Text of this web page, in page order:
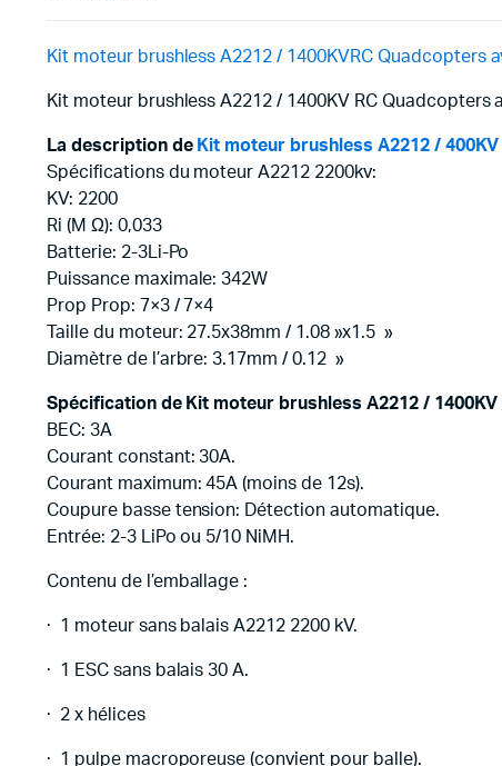
Kit moteur brushless A2212 / 1400KVRC Quadcopters
Kit moteur brushless A2212 / 1400KV RC Quadcopters
La description de Kit moteur brushless A2212 /
Spécifications du moteur A2212 2200kv:
KV: 2200
Ri (M Ω): 0,033
Batterie: 2-3Li-Po
Puissance maximale: 342W
Prop Prop: 7×3 / 7×4
Taille du moteur: 27.5x38mm / 1.08 »x1.5 »
Diamètre de l’arbre: 3.17mm / 0.12 »
Spécification de Kit moteur brushless A2212 /
BEC: 3A
Courant constant: 30A.
Courant maximum: 45A (moins de 12s).
Coupure basse tension: Détection automatique.
Entrée: 2-3 LiPo ou 5/10 NiMH.
Contenu de l’emballage :
· 1 moteur sans balais A2212 2200 kV.
· 1 ESC sans balais 30 A.
· 2 x hélices
· 1 pulpe macroporeuse (convient pour balle).